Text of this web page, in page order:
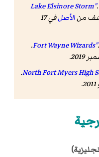
.
الأصل
في 17
.
.
.
.
.